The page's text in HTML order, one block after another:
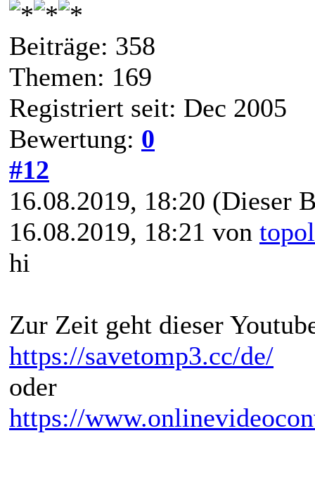
Beiträge: 358
Themen: 169
Registriert seit: Dec 2005
Bewertung: 0
#12
16.08.2019, 18:20 (Dieser
16.08.2019, 18:21 von
hi
Zur Zeit geht dieser
https://savetomp3.cc/de/
oder
https://